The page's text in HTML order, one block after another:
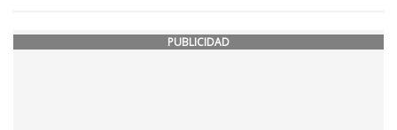
PUBLICIDAD